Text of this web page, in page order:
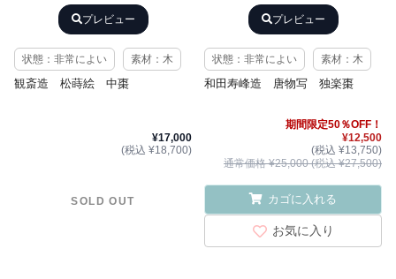
プレビュー
状態：非常によい 素材：木
観斎造 松蒔絵 中棗
¥17,000
(税込 ¥18,700)
SOLD OUT
プレビュー
状態：非常によい 素材：木
和田寿峰造 唐物写 独楽棗
期間限定50％OFF！
¥12,500
(税込 ¥13,750)
通常価格 ¥25,000 (税込 ¥27,500)
カゴに入れる
お気に入り